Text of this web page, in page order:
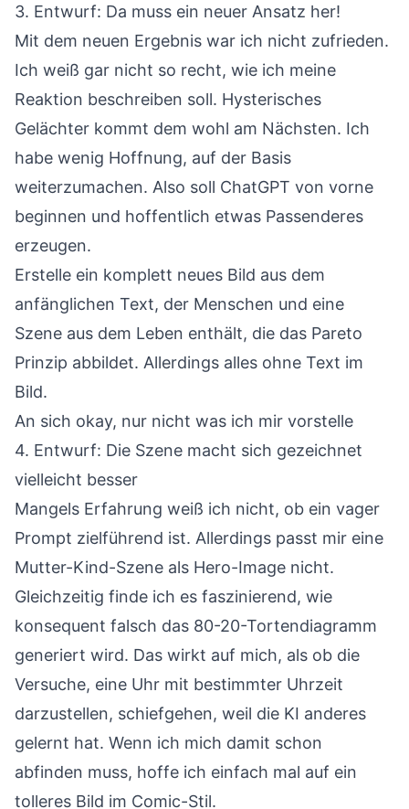
3. Entwurf: Da muss ein neuer Ansatz her!
Mit dem neuen Ergebnis war ich nicht zufrieden.
Ich weiß gar nicht so recht, wie ich meine
Reaktion beschreiben soll. Hysterisches
Gelächter kommt dem wohl am Nächsten. Ich
habe wenig Hoffnung, auf der Basis
weiterzumachen. Also soll ChatGPT von vorne
beginnen und hoffentlich etwas Passenderes
erzeugen.
Erstelle ein komplett neues Bild aus dem
anfänglichen Text, der Menschen und eine
Szene aus dem Leben enthält, die das Pareto
Prinzip abbildet. Allerdings alles ohne Text im
Bild.
An sich okay, nur nicht was ich mir vorstelle
4. Entwurf: Die Szene macht sich gezeichnet
vielleicht besser
Mangels Erfahrung weiß ich nicht, ob ein vager
Prompt zielführend ist. Allerdings passt mir eine
Mutter-Kind-Szene als Hero-Image nicht.
Gleichzeitig finde ich es faszinierend, wie
konsequent falsch das 80-20-Tortendiagramm
generiert wird. Das wirkt auf mich, als ob die
Versuche, eine Uhr mit bestimmter Uhrzeit
darzustellen, schiefgehen, weil die KI anderes
gelernt hat. Wenn ich mich damit schon
abfinden muss, hoffe ich einfach mal auf ein
tolleres Bild im Comic-Stil.